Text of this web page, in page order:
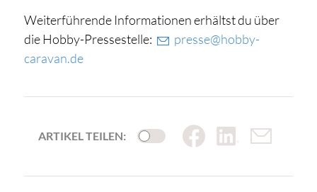
Weiterführende Informationen erhältst du über
die Hobby-Pressestelle:
presse@hobby-
caravan.de
ARTIKEL TEILEN: